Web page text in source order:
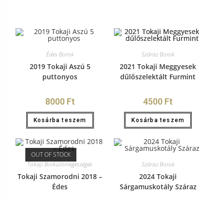
Édes Borok
2019 Tokaji Aszú 5
puttonyos
8000 Ft
Kosárba teszem
Száraz Borok
2021 Tokaji Meggyesek
dűlőszelektált Furmint
4500 Ft
Kosárba teszem
OUT OF STOCK
Tokaji Borkülönlegességek
Tokaji Szamorodni 2018 –
Édes
Száraz Borok
2024 Tokaji
Sárgamuskotály Száraz